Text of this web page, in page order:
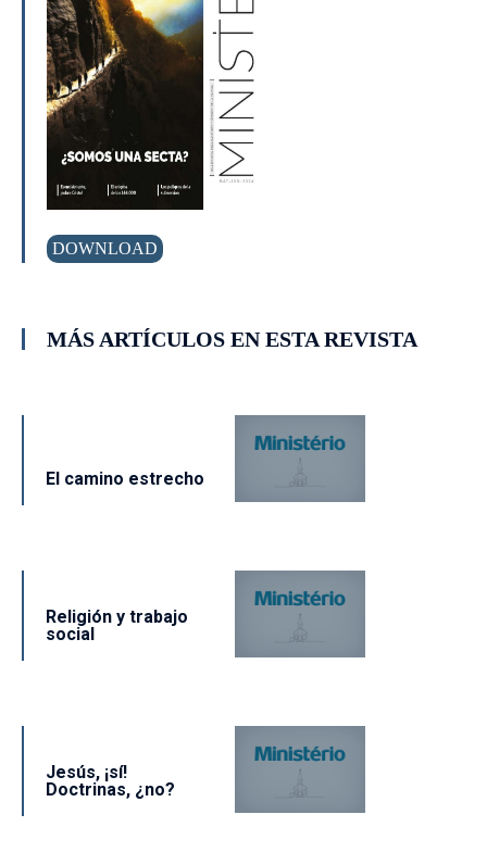
DOWNLOAD
MÁS ARTÍCULOS EN ESTA REVISTA
El camino estrecho
Religión y trabajo
social
Jesús, ¡sí!
Doctrinas, ¿no?